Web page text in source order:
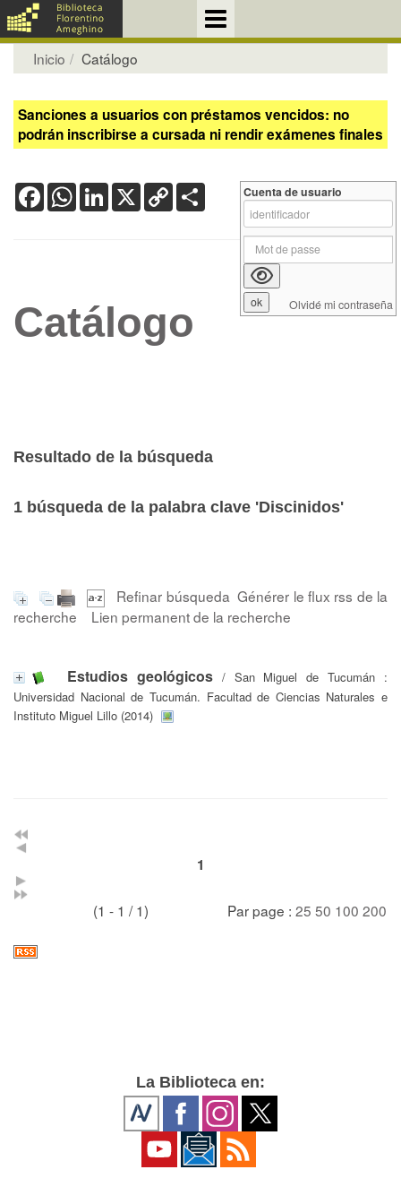
Inicio Catálogo
Sanciones a usuarios con préstamos vencidos: no
podrán inscribirse a cursada ni rendir exámenes finales
FacebookWhatsApp
LinkedIn
X Copy
Link
Catálogo
Resultado de la búsqueda
1 búsqueda de la palabra clave 'Discinidos'
Refinar búsqueda Générer le flux rss de la
recherche
Lien permanent de la recherche
Estudios geológicos/ San Miguel de Tucumán :
Universidad Nacional de Tucumán. Facultad de Ciencias Naturales e
Instituto Miguel Lillo (2014)
1
(1 - 1 / 1) Par page : 25 50 100 200
Cuenta de usuario
Olvidé mi contraseña
La Biblioteca en: